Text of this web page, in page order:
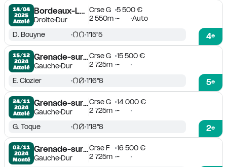
14/04
2025
Attelé
Bordeaux-Le Bouscat
DroiteDur
Crse G
5 500 €
2 550m - Auto
4e
D. Bouyne 1'15''5
15/12
2024
Attelé
Grenade-sur-Garonne
GaucheDur
Crse G
15 500 €
2 725m -
5e
E. Clozier 1'16''8
24/11
2024
Attelé
Grenade-sur-Garonne
GaucheDur
Crse G
14 000 €
2 725m -
2e
G. Toque 1'18''8
03/11
2024
Monté
Grenade-sur-Garonne
GaucheDur
Crse F
16 500 €
2 725m -